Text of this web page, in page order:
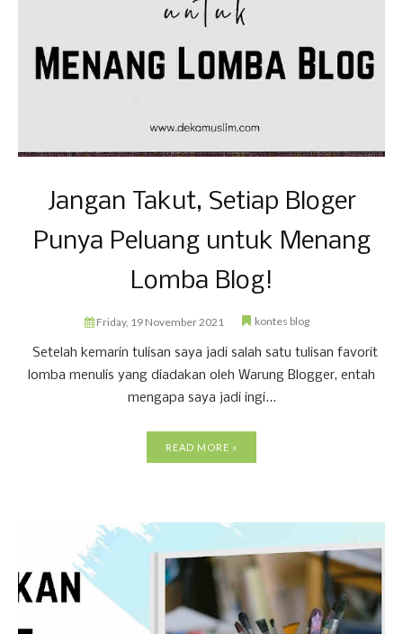
Jangan Takut, Setiap Bloger
Punya Peluang untuk Menang
Lomba Blog!
Friday, 19 November 2021 kontes blog
Setelah kemarin tulisan saya jadi salah satu tulisan favorit
lomba menulis yang diadakan oleh Warung Blogger, entah
mengapa saya jadi ingi...
READ MORE »